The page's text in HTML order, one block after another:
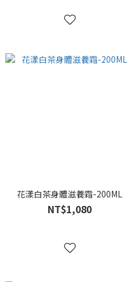
花漾白茶身體滋養霜-200ML
NT$1,080